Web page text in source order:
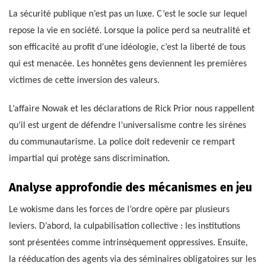
La sécurité publique n’est pas un luxe. C’est le socle sur lequel
repose la vie en société. Lorsque la police perd sa neutralité et
son efficacité au profit d’une idéologie, c’est la liberté de tous
qui est menacée. Les honnêtes gens deviennent les premières
victimes de cette inversion des valeurs.
L’affaire Nowak et les déclarations de Rick Prior nous rappellent
qu’il est urgent de défendre l’universalisme contre les sirènes
du communautarisme. La police doit redevenir ce rempart
impartial qui protège sans discrimination.
Analyse approfondie des mécanismes en jeu
Le wokisme dans les forces de l’ordre opère par plusieurs
leviers. D’abord, la culpabilisation collective : les institutions
sont présentées comme intrinsèquement oppressives. Ensuite,
la rééducation des agents via des séminaires obligatoires sur les